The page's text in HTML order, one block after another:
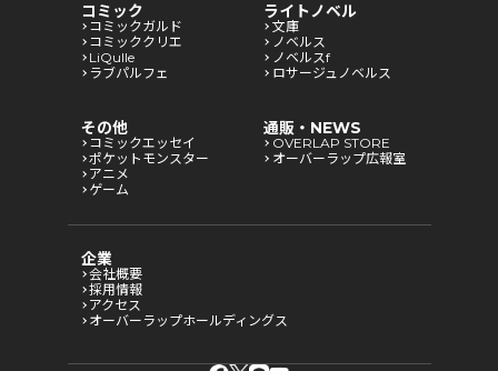
コミック
コミックガルド
コミッククリエ
LiQulle
ラブパルフェ
ライトノベル
文庫
ノベルス
ノベルスf
ロサージュノベルス
その他
コミックエッセイ
ポケットモンスター
アニメ
ゲーム
通販・NEWS
OVERLAP STORE
オーバーラップ広報室
企業
会社概要
採用情報
アクセス
オーバーラップホールディングス